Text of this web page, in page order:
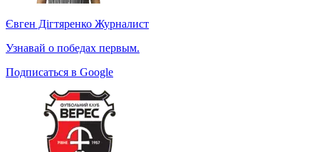
Євген Дігтяренко Журналист
Узнавай о победах первым.
Подписаться в Google